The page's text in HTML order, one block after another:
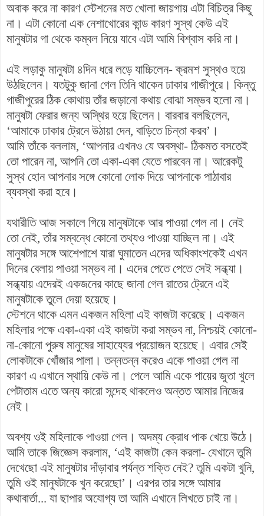
অবাক করে না কারণ স্টেশনের মত খোলা জায়গায় এটা বিচিত্র কিছু
না। এটা কোনো এক নেশাখোরের কান্ড কারণ সুস্থ কেউ এই
মানুষটার গা থেকে কম্বল নিয়ে যাবে এটা আমি বিশ্বাস করি না।
এই লড়াকু মানুষটা ৪দিন ধরে লড়ে যাচ্চিলেন- ক্রমশ সুস্থও হয়ে
উঠছিলেন। যতটুকু জানা গেল তিনি থাকেন ঢাকার গাজীপুরে। কিন্তু
গাজীপুরের ঠিক কোথায় তাঁর জড়ানো কথায় বোঝা সম্ভব হলো না।
মানুষটা ফেরার জন্য অস্থির হয়ে ছিলেন। বারবার বলছিলেন,
‘আমাকে ঢাকার ট্রেনে উঠায়া দেন, বাড়িতে চিন্তা করব’।
আমি তাঁকে বললাম, ‘আপনার এখনও যে অবস্থা- ঠিকমত বসতেই
তো পারেন না, আপনি তো একা-একা যেতে পারবেন না। আরেকটু
সুস্থ হোন আপনার সঙ্গে কোনো লোক দিয়ে আপনাকে পাঠাবার
ব্যবস্থা করা হবে।
যথারীতি আজ সকালে গিয়ে মানুষটাকে আর পাওয়া গেল না। নেই
তো নেই, তাঁর সম্বন্ধে কোনো তথ্যও পাওয়া যাচ্ছিল না। এই
মানুষটার সঙ্গে আশেপাশে যারা ঘুমাতেন এদের অধিকাংশকেই এখন
দিনের বেলায় পাওয়া সম্ভব না। এদের পেতে পেতে সেই সন্ধ্যা।
সন্ধ্যায় এদেরই একজনের কাছে জানা গেল রাতের ট্রেনে এই
মানুষটাকে তুলে দেয়া হয়েছে।
স্টেশনে থাকে এমন একজন মহিলা এই কাজটা করেছে। একজন
মহিলার পক্ষে একা-একা এই কাজটা করা সম্ভব না, নিশ্চয়ই কোনো-
না-কোনো পুরুষ মানুষের সাহায্যের প্রয়োজন হয়েছে। এবার সেই
লোকটাকে খোঁজার পালা। তন্নতন্ন করেও একে পাওয়া গেল না
কারণ এ এখানে স্থায়ি কেউ না। পেলে আমি একে পায়ের জুতা খুলে
পেটাতাম এতে অন্য কারো সন্দেহ থাকলেও অন্তত আমার নিজের
নেই।
অবশ্য ওই মহিলাকে পাওয়া গেল। অদম্য ক্রোধ পাক খেয়ে উঠে।
আমি তাকে জিজ্ঞেস করলাম, ‘এই কাজটা কেন করলা- যেখানে তুমি
দেখেছো এই মানুষটার দাঁড়াবার পর্যন্ত শক্তি নেই? তুমি একটা খুনি,
তুমি ওই মানুষটাকে খুন করেছো’। এরপর তার সঙ্গে আমার
কথাবার্তা... যা ছাপার অযোগ্য তা আমি এখানে লিখতে চাই না।